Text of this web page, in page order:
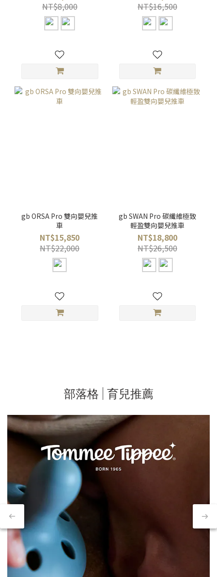
NT$8,000
NT$16,500
gb ORSA Pro 雙向嬰兒推
車
NT$15,850
NT$22,000
gb SWAN Pro 碳纖維極致
輕盈雙向嬰兒推車
NT$18,800
NT$26,500
部落格 | 育兒推薦